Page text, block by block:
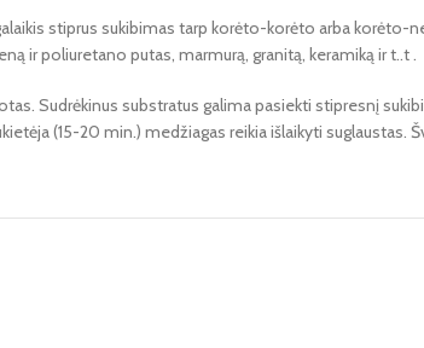
stiprus sukibimas tarp korėto-korėto arba korėto-
ir poliuretano putas, marmurą, granitą, keramiką ir t..t .
Sudrėkinus substratus galima pasiekti stipresnį
(15-20 min.) medžiagas reikia išlaikyti suglaustas.